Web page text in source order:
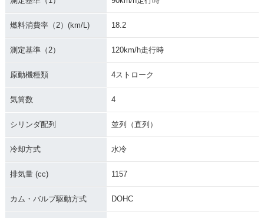
燃料消費率（2）(km/L) 18.2
測定基準（2） 120km/h走行時
原動機種類 4ストローク
気筒数 4
シリンダ配列 並列（直列）
冷却方式 水冷
排気量 (cc) 1157
カム・バルブ駆動方式 DOHC